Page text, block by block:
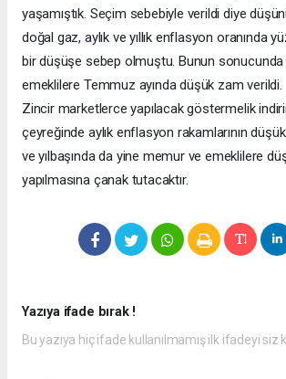
yaşamıştık. Seçim sebebiyle verildi diye
doğal gaz, aylık ve yıllık enflasyon oranında
bir düşüşe sebep olmuştu. Bunun sonucunda
emeklilere Temmuz ayında düşük zam verildi.
Zincir marketlerce yapılacak göstermelik
çeyreğinde aylık enflasyon rakamlarının
ve yılbaşında da yine memur ve emeklilere
yapılmasına çanak tutacaktır.
Yazıya ifade bırak !
Bu yazıya hiç ifade kullanılmamış ilk ifadeyi siz